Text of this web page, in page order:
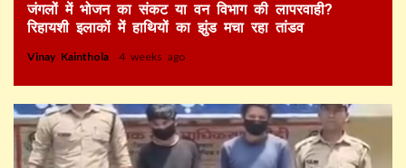
जंगलों में भोजन का संकट या वन विभाग की लापरवाही?
रिहायशी इलाकों में हाथियों का झुंड मचा रहा तांडव
Vinay Kainthola 4 weeks ago